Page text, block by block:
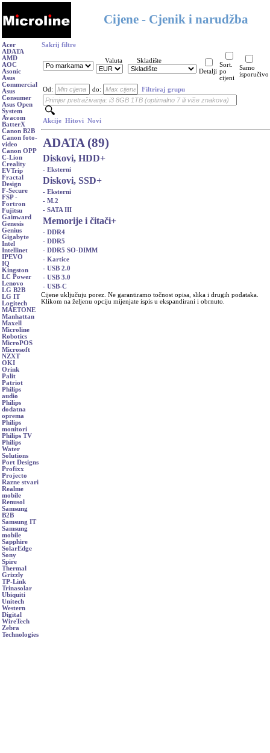
Cijene - Cjenik i narudžba
Acer
ADATA
AMD
AOC
Asonic
Asus
Commercial
Asus
Consumer
Asus Open
System
Avacom
BatterX
Canon B2B
Canon foto-
video
Canon OPP
C-Lion
Creality
EVTrip
Fractal
Design
F-Secure
FSP -
Fortron
Fujitsu
Gainward
Genesis
Genius
Gigabyte
Intel
Intellinet
IPEVO
IQ
Kingston
LC Power
Lenovo
LG B2B
LG IT
Logitech
MAETONE
Manhattan
Maxell
Microline
Robotics
MicroPOS
Microsoft
NZXT
OKI
Orink
Palit
Patriot
Philips
audio
Philips
dodatna
oprema
Philips
monitori
Philips TV
Philips
Water
Solutions
Port Designs
Profixx
Projecto
Razne stvari
Realme
mobile
Renusol
Samsung
B2B
Samsung IT
Samsung
mobile
Sapphire
SolarEdge
Sony
Spire
Thermal
Grizzly
TP-Link
Trinasolar
Ubiquiti
Unitech
Western
Digital
WireTech
Zebra
Technologies
Sakrij filtre
Valuta
Skladište
Detalji
Sort.
po
cijeni
Samo
isporučivo
Od: do: Filtriraj grupu
Akcije Hitovi Novi
ADATA (89)
Diskovi, HDD+
- Eksterni
Diskovi, SSD+
- Eksterni
- M.2
- SATA III
Memorije i čitači+
- DDR4
- DDR5
- DDR5 SO-DIMM
- Kartice
- USB 2.0
- USB 3.0
- USB-C
Cijene uključuju porez. Ne garantiramo točnost opisa, slika i drugih podataka.
Klikom na željenu opciju mijenjate ispis u ekspandirani i obrnuto.